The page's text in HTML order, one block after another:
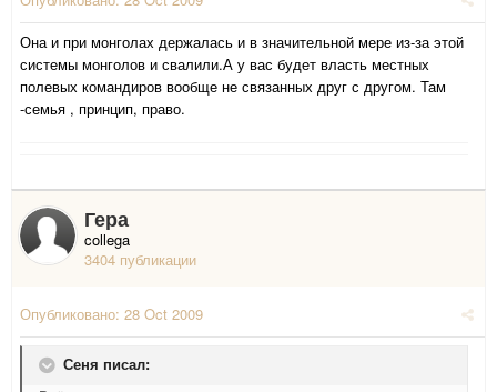
Она и при монголах держалась и в значительной мере из-за этой
системы монголов и свалили.А у вас будет власть местных
полевых командиров вообще не связанных друг с другом. Там
-семья , принцип, право.
Гера
collega
3404 публикации
Опубликовано: 28 Oct 2009
Сеня писал: